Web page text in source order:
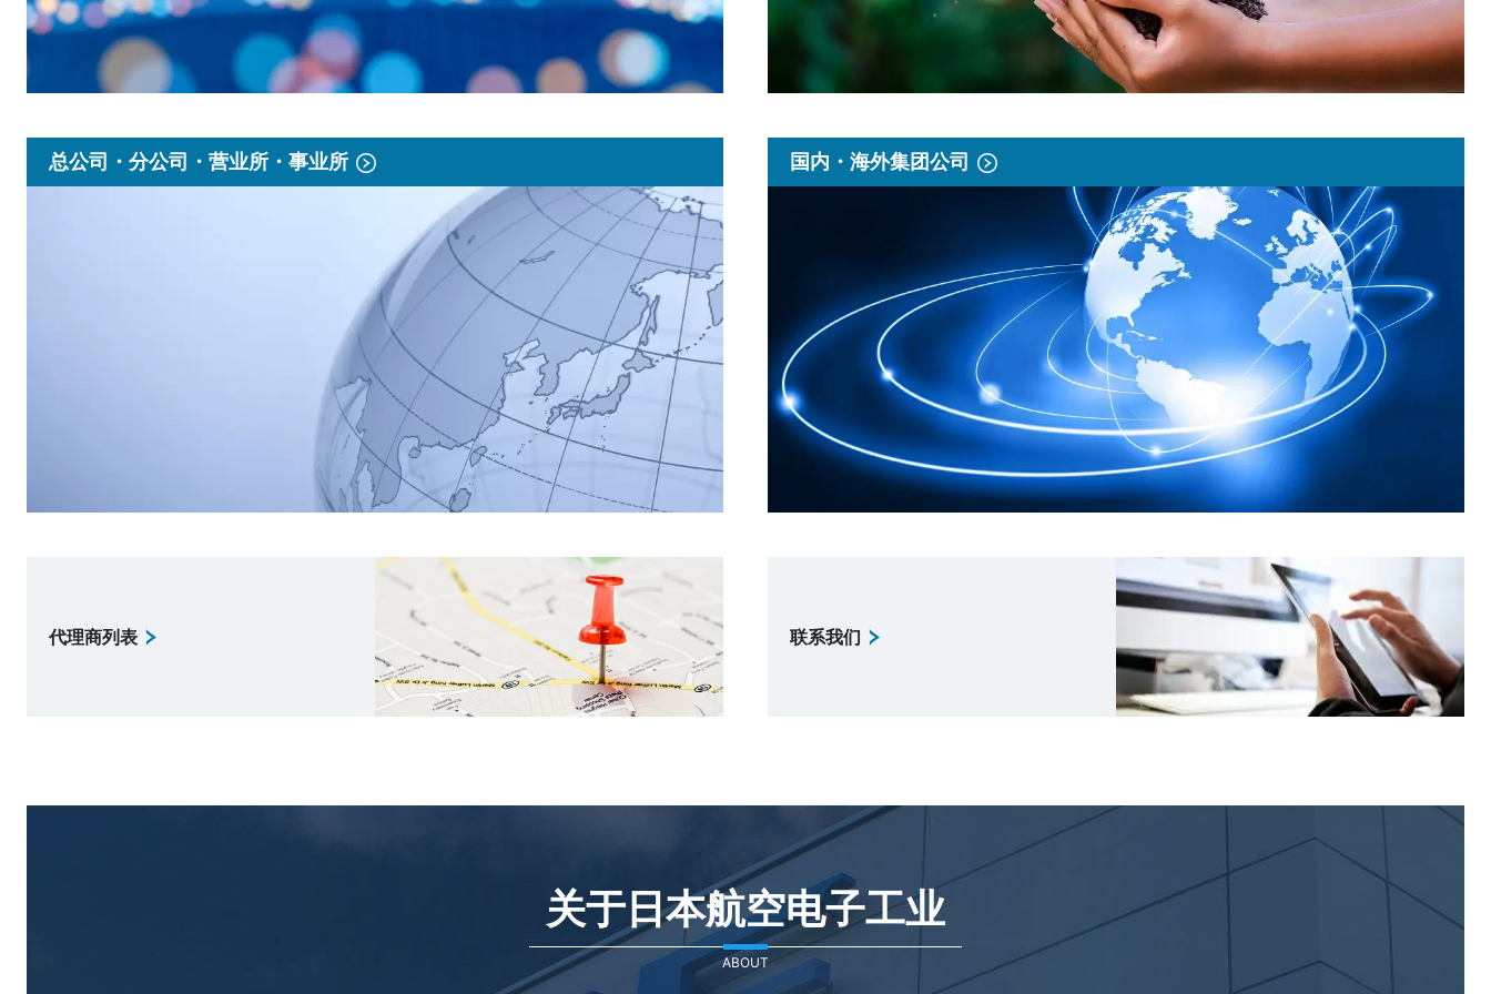
总公司・分公司・营业所・事业所 国内・海外集团公司
代理商列表 联系我们
关于日本航空电子工业
ABOUT